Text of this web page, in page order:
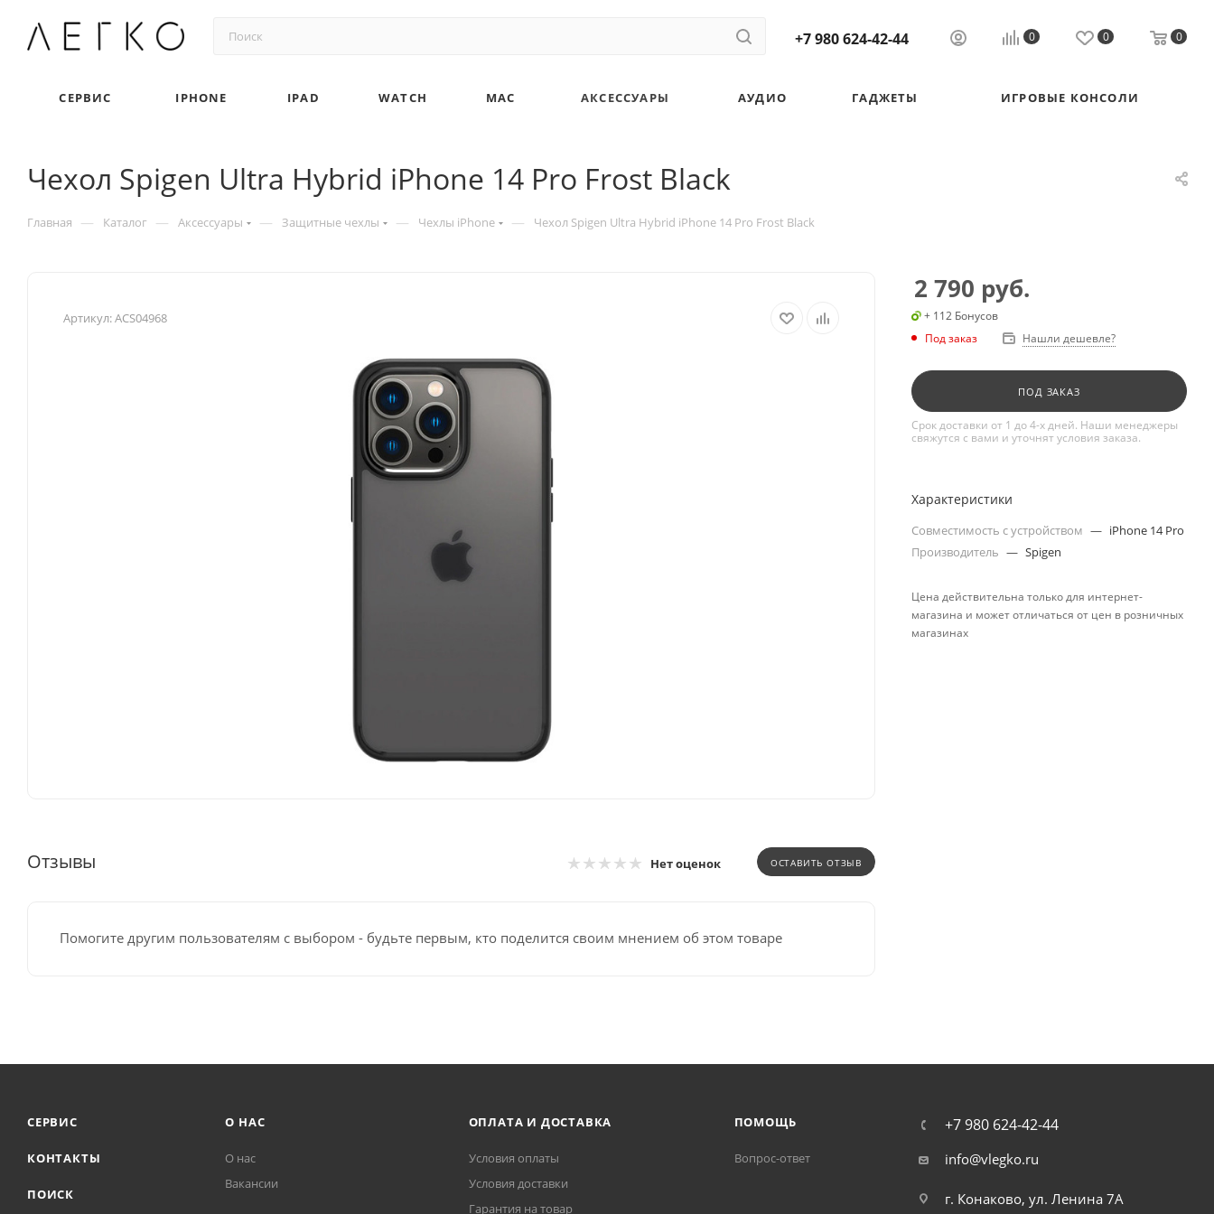
+7 980 624-42-44 0 0 0
СЕРВИС IPHONE IPAD WATCH MAC АКСЕССУАРЫ АУДИО ГАДЖЕТЫ ИГРОВЫЕ КОНСОЛИ
Чехол Spigen Ultra Hybrid iPhone 14 Pro Frost Black
Главная — Каталог — Аксессуары — Защитные чехлы — Чехлы iPhone — Чехол Spigen Ultra Hybrid iPhone 14 Pro Frost Black
Артикул:ACS04968
Отзывы Нет оценок ОСТАВИТЬ ОТЗЫВ
Помогите другим пользователям с выбором - будьте первым, кто поделится своим мнением об этом товаре
2 790 руб.
+ 112 Бонусов
Под заказ
Нашли дешевле?
ПОД ЗАКАЗ
Срок доставки от 1 до 4-х дней. Наши менеджеры
свяжутся с вами и уточнят условия заказа.
Характеристики
Совместимость с устройством — iPhone 14 Pro
Производитель — Spigen
Цена действительна только для интернет-
магазина и может отличаться от цен в розничных
магазинах
СЕРВИС
КОНТАКТЫ
ПОИСК
О НАС
О нас
Вакансии
ОПЛАТА И ДОСТАВКА
Условия оплаты
Условия доставки
Гарантия на товар
ПОМОЩЬ
Вопрос-ответ
+7 980 624-42-44
info@vlegko.ru
г. Конаково, ул. Ленина 7А